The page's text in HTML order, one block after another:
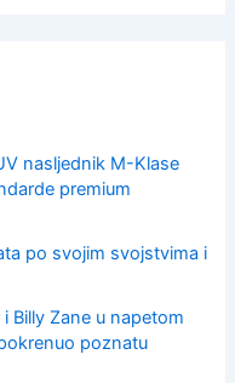
nasljednik M-Klase
premium
po svojim svojstvima i
Billy Zane u napetom
poznatu